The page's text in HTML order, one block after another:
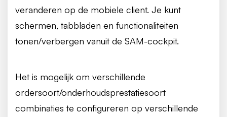
veranderen op de mobiele client. Je kunt
schermen, tabbladen en functionaliteiten
tonen/verbergen vanuit de SAM-cockpit.
Het is mogelijk om verschillende
ordersoort/onderhoudsprestatiesoort
combinaties te configureren op verschillende